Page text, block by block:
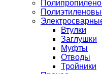
Втулки
Заглушки
Муфты
Отводы
Тройники